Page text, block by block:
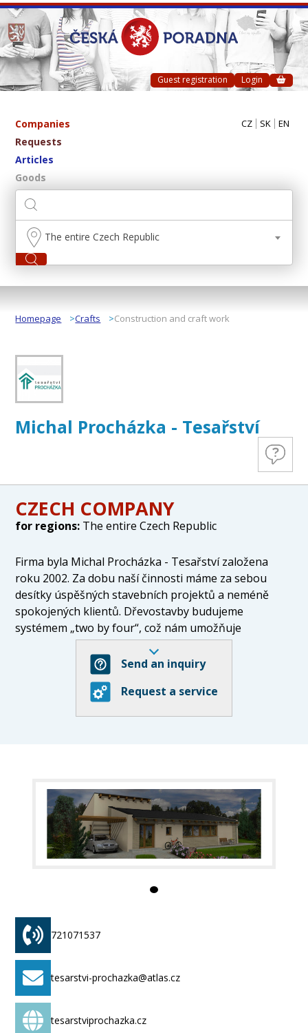
Guest registration Login
Companies
Requests
Articles
Goods
CZ SK EN
The entire Czech Republic
Homepage Crafts Construction and craft work
Michal Procházka - Tesařství
CZECH COMPANY
for regions: The entire Czech Republic
Firma byla Michal Procházka - Tesařství založena
roku 2002. Za dobu naší činnosti máme za sebou
desítky úspěšných stavebních projektů a neméně
spokojených klientů. Dřevostavby budujeme
systémem „two by four“, což nám umožňuje
kompletovat stavby z již předestavěných
komponentů přímo na místě. Systém „two by four“
má velkou výhodu v tom, že se stavba dá rozšiřovat
libovolně o další domovní „křídla“. Navíc je díky
Máme sehraný tým zkušených a vyškolených
profesionálů. Díky tomu jsme schopni dokončit
stavby v termínu, efektivně a především kvalitně. Vždy
se snažíme vyjít vstříc potřebám klienta.
Send an inquiry
Request a service
721071537
tesarstvi-prochazka@atlas.cz
tesarstviprochazka.cz